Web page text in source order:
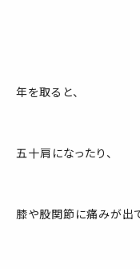
年を取ると、
五十肩になったり、
膝や股関節に痛みが出